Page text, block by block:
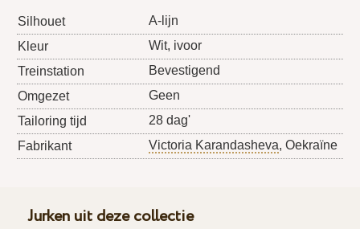
Silhouet
A-lijn
Kleur
Wit, ivoor
Treinstation
Bevestigend
Omgezet
Geen
Tailoring tijd
28 dag'
Fabrikant
Victoria Karandasheva, Oekraïne
Jurken uit deze collectie